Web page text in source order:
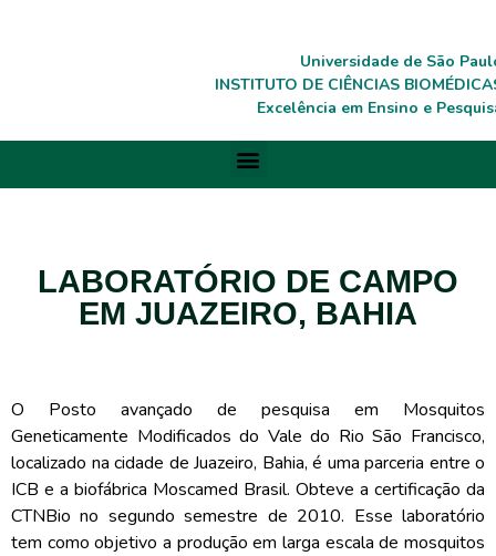
Universidade de São
INSTITUTO DE CIÊNCIAS
Excelência em Ensino e
LABORATÓRIO DE CAMPO
EM JUAZEIRO, BAHIA
O Posto avançado de pesquisa em Mosquitos
Geneticamente Modificados do Vale do Rio São Francisco,
localizado na cidade de Juazeiro, Bahia, é uma parceria entre o
ICB e a biofábrica Moscamed Brasil. Obteve a certificação da
CTNBio no segundo semestre de 2010. Esse laboratório
tem como objetivo a produção em larga escala de mosquitos